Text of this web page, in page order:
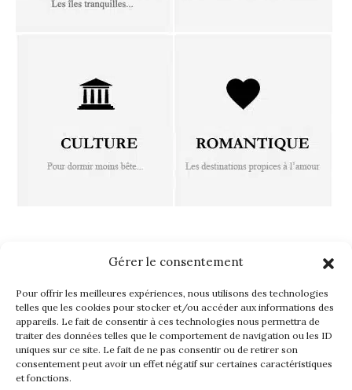
Gérer le consentement
Pour offrir les meilleures expériences, nous utilisons des technologies
telles que les cookies pour stocker et/ou accéder aux informations des
appareils. Le fait de consentir à ces technologies nous permettra de
traiter des données telles que le comportement de navigation ou les ID
uniques sur ce site. Le fait de ne pas consentir ou de retirer son
consentement peut avoir un effet négatif sur certaines caractéristiques
et fonctions.